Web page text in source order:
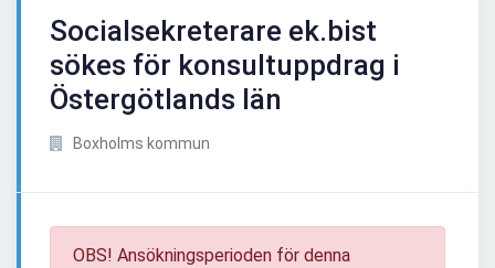
Socialsekreterare ek.bist
sökes för konsultuppdrag i
Östergötlands län
Boxholms kommun
OBS! Ansökningsperioden för denna